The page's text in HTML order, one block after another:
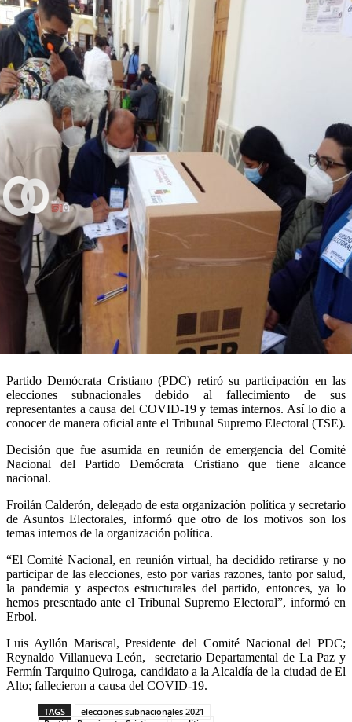
Partido Demócrata Cristiano (PDC) retiró su participación en las
elecciones subnacionales debido al fallecimiento de sus
representantes a causa del COVID-19 y temas internos. Así lo dio a
conocer de manera oficial ante el Tribunal Supremo Electoral (TSE).
Decisión que fue asumida en reunión de emergencia del Comité
Nacional del Partido Demócrata Cristiano que tiene alcance
nacional.
Froilán Calderón, delegado de esta organización política y secretario
de Asuntos Electorales, informó que otro de los motivos son los
temas internos de la organización política.
“El Comité Nacional, en reunión virtual, ha decidido retirarse y no
participar de las elecciones, esto por varias razones, tanto por salud,
la pandemia y aspectos estructurales del partido, entonces, ya lo
hemos presentado ante el Tribunal Supremo Electoral”, informó en
Erbol.
Luis Ayllón Mariscal, Presidente del Comité Nacional del PDC;
Reynaldo Villanueva León, secretario Departamental de La Paz y
Fermín Tarquino Quiroga, candidato a la Alcaldía de la ciudad de El
Alto; fallecieron a causa del COVID-19.
TAGS
elecciones subnacionales 2021